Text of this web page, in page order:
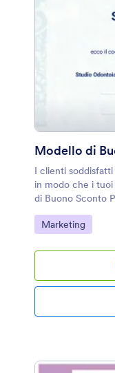
Modello di
I clienti
in modo che i
di Buono Sconto
Vai alla Categoria:
Marketing